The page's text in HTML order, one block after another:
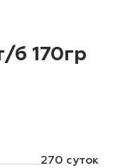
б 170гр
270 суток